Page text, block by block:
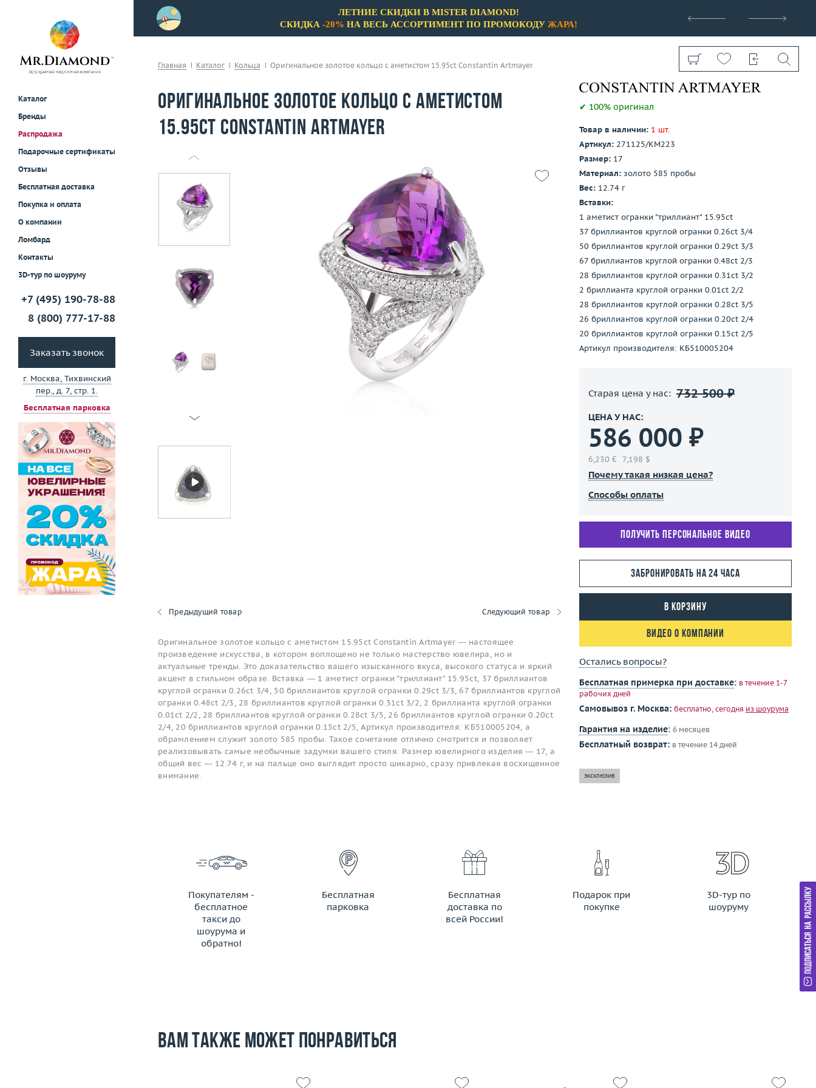
Каталог
Бренды
Распродажа
Подарочные сертификаты
Отзывы
Бесплатная доставка
Покупка и оплата
О компании
Ломбард
Контакты
3D-тур по шоуруму
+7 (495) 190-78-88
8 (800) 777-17-88
Заказать звонок
г. Москва, Тихвинский
пер., д. 7, стр. 1.
Бесплатная парковка
примерки!
ЛЕТНИЕ СКИДКИ В MISTER DIAMOND!
СКИДКА -20% НА ВЕСЬ АССОРТИМЕНТ ПО ПРОМОКОДУ ЖАРА!
Главная Каталог Кольца Оригинальное золотое кольцо с аметистом 15.95ct Constantin Artmayer
Оригинальное золотое кольцо с аметистом
15.95ct Constantin Artmayer
Предыдущий товар Следующий товар
Оригинальное золотое кольцо с аметистом 15.95ct Constantin Artmayer — настоящее
произведение искусства, в котором воплощено не только мастерство ювелира, но и
актуальные тренды. Это доказательство вашего изысканного вкуса, высокого статуса и яркий
акцент в стильном образе. Вставка — 1 аметист огранки "триллиант" 15.95ct, 37 бриллиантов
круглой огранки 0.26ct 3/4, 50 бриллиантов круглой огранки 0.29ct 3/3, 67 бриллиантов круглой
огранки 0.48ct 2/3, 28 бриллиантов круглой огранки 0.31ct 3/2, 2 бриллианта круглой огранки
0.01ct 2/2, 28 бриллиантов круглой огранки 0.28ct 3/5, 26 бриллиантов круглой огранки 0.20ct
2/4, 20 бриллиантов круглой огранки 0.15ct 2/5, Артикул производителя: КБ510005204, а
обрамлением служит золото 585 пробы. Такое сочетание отлично смотрится и позволяет
реализовывать самые необычные задумки вашего стиля. Размер ювелирного изделия — 17, а
общий вес — 12.74 г, и на пальце оно выглядит просто шикарно, сразу привлекая восхищенное
внимание.
✔ 100% оригинал
Товар в наличии: 1 шт.
Артикул: 271125/КМ223
Размер: 17
Материал: золото 585 пробы
Вес: 12.74 г
Вставки:
1 аметист огранки "триллиант" 15.95ct
37 бриллиантов круглой огранки 0.26ct 3/4
50 бриллиантов круглой огранки 0.29ct 3/3
67 бриллиантов круглой огранки 0.48ct 2/3
28 бриллиантов круглой огранки 0.31ct 3/2
2 бриллианта круглой огранки 0.01ct 2/2
28 бриллиантов круглой огранки 0.28ct 3/5
26 бриллиантов круглой огранки 0.20ct 2/4
20 бриллиантов круглой огранки 0.15ct 2/5
Артикул производителя: КБ510005204
Старая цена у нас: 732 500 ₽
ЦЕНА У НАС:
586 000 ₽
6,230 € 7,198 $
Почему такая низкая цена?
Способы оплаты
Получить персональное видео
Забронировать на 24 часа
В корзину
Видео о компании
Остались вопросы?
Бесплатная примерка при доставке: в течение 1-7
рабочих дней
Самовывоз г. Москва: бесплатно, сегодня из шоурума
Гарантия на изделие: 6 месяцев
Бесплатный возврат: в течение 14 дней
эксклюзив
Покупателям -
бесплатное
такси до
шоурума и
обратно!
ЗАКАЗАТЬ ТАКСИ
Бесплатная
парковка
Бесплатная
доставка по
всей России!
Подарок при
покупке
3D-тур по
шоуруму
Вам также может понравиться